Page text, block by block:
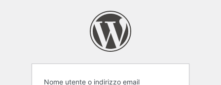
Nome utente o indirizzo email